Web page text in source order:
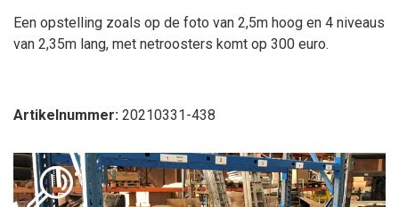
Een opstelling zoals op de foto van 2,5m hoog en 4 niveaus
van 2,35m lang, met netroosters komt op 300 euro.
Artikelnummer: 20210331-438